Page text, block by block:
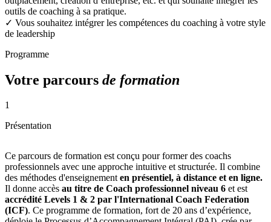
outils de coaching à sa pratique.
✓ Vous souhaitez intégrer les compétences du coaching à votre style
de leadership
Programme
Votre parcours de formation
1
Présentation
Ce parcours de formation est conçu pour former des coachs
professionnels avec une approche intuitive et structurée. Il combine
des méthodes d'enseignementen présentiel, à distance et en ligne.
Il donne accès au titre de Coach professionnel niveau 6 et est
accrédité Levels 1 & 2 par l'International Coach Federation
(ICF). Ce programme de formation, fort de 20 ans d’expérience,